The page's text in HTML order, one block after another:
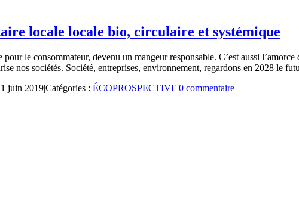
locale locale bio, circulaire et systémique
le consommateur, devenu un mangeur responsable. C’est aussi
nos sociétés. Société, entreprises, environnement, regardons en 2028 le
1 juin 2019|Catégories : ÉCOPROSPECTIVE|0 commentaire